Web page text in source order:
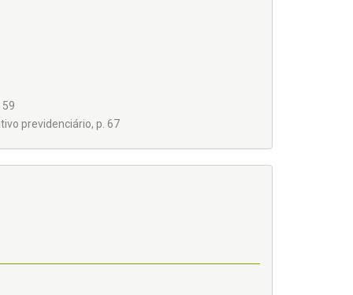
59
previdenciário, p. 67